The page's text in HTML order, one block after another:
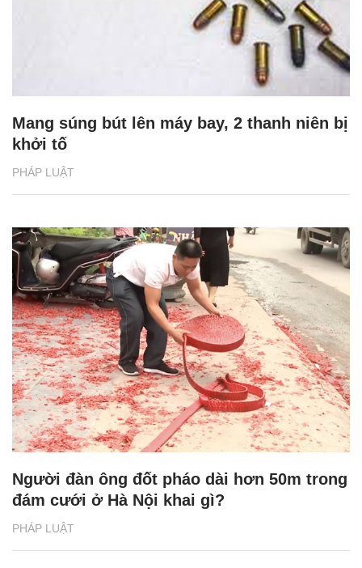
PHÁP LUẬT
Mang súng bút lên máy bay, 2 thanh niên bị
khởi tố
PHÁP LUẬT
Người đàn ông đốt pháo dài hơn 50m trong
đám cưới ở Hà Nội khai gì?